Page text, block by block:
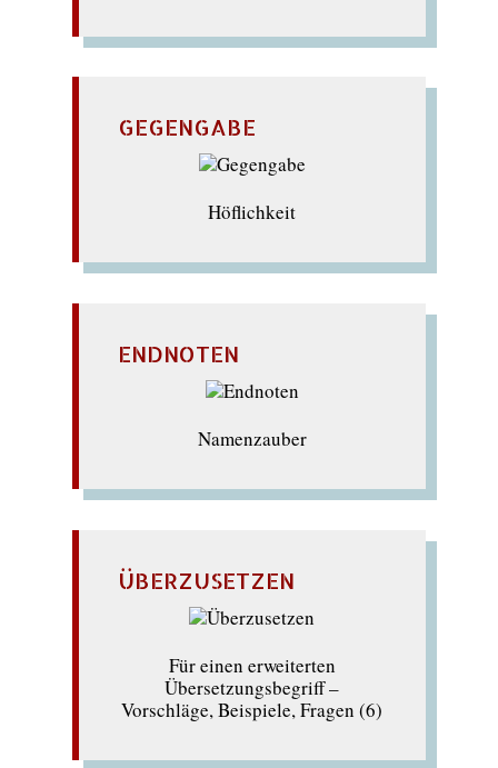
GEGENGABE
Höflichkeit
ENDNOTEN
Namenzauber
ÜBERZUSETZEN
Für einen erweiterten
Übersetzungsbegriff –
Vorschläge, Beispiele, Fragen (6)